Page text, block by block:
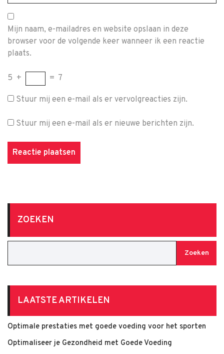
Mijn naam, e-mailadres en website opslaan in deze
browser voor de volgende keer wanneer ik een reactie
plaats.
5 + = 7
Stuur mij een e-mail als er vervolgreacties zijn.
Stuur mij een e-mail als er nieuwe berichten zijn.
ZOEKEN
Zoeken
LAATSTE ARTIKELEN
Optimale prestaties met goede voeding voor het sporten
Optimaliseer je Gezondheid met Goede Voeding